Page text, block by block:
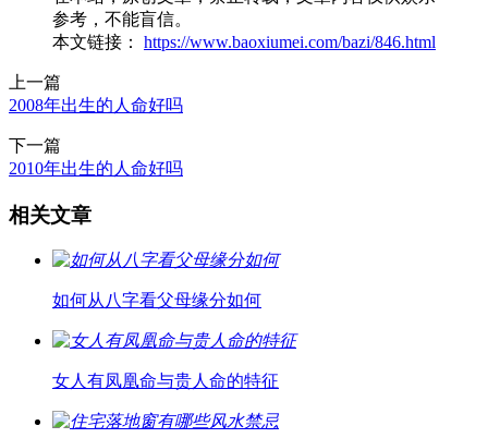
参考，不能盲信。
本文链接： https://www.baoxiumei.com/bazi/846.html
上一篇
2008年出生的人命好吗
下一篇
2010年出生的人命好吗
相关文章
如何从八字看父母缘分如何
女人有凤凰命与贵人命的特征